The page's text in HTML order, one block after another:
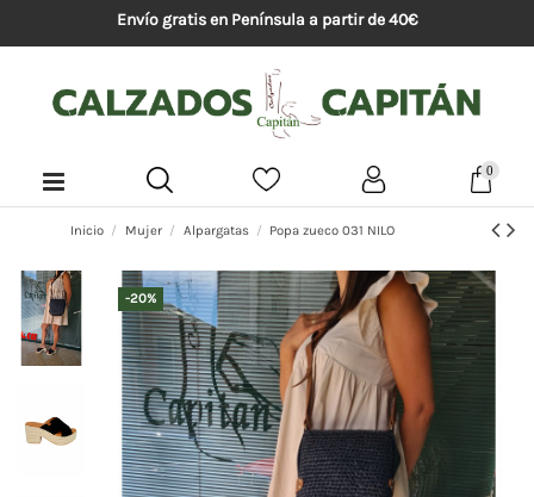
Envío gratis en Península a partir de 40€
0
Inicio Mujer Alpargatas Popa zueco 031 NILO
-20%